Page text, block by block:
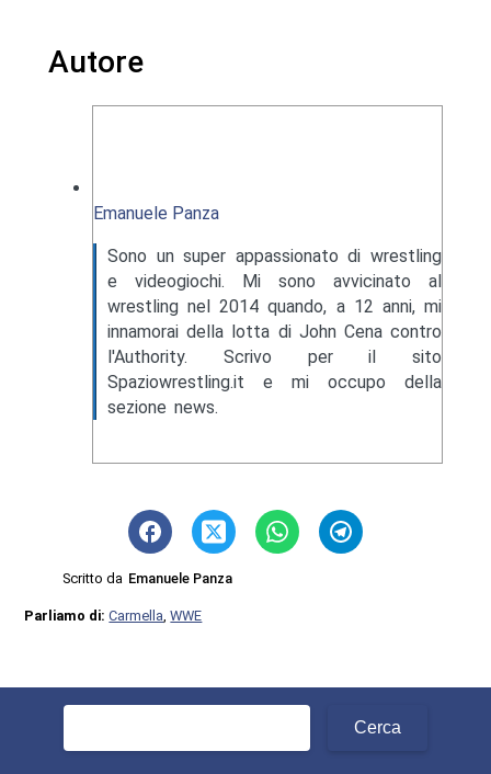
Autore
Emanuele Panza
Sono un super appassionato di wrestling
e videogiochi. Mi sono avvicinato al
wrestling nel 2014 quando, a 12 anni, mi
innamorai della lotta di John Cena contro
l'Authority. Scrivo per il sito
Spaziowrestling.it e mi occupo della
sezione news.
Scritto da Emanuele Panza
Parliamo di:Carmella ,WWE